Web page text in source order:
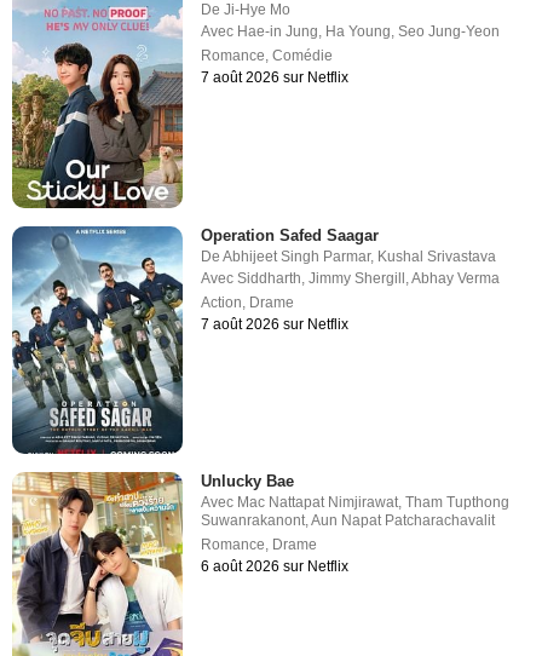
DeJi-Hye Mo
Avec Hae-in Jung, Ha Young,Seo Jung-Yeon
Romance,Comédie
7 août 2026 sur Netflix
Operation Safed Saagar
DeAbhijeet Singh Parmar, Kushal Srivastava
AvecSiddharth ,Jimmy Shergill ,Abhay Verma
Action Drame
7 août 2026 sur Netflix
Unlucky Bae
Avec Mac Nattapat Nimjirawat,Tham Tupthong
Suwanrakanont,Aun Napat Patcharachavalit
Romance, Drame
6 août 2026 sur Netflix